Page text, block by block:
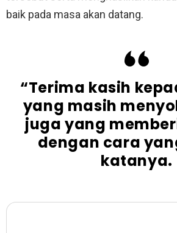
baik pada masa akan datang.
“Terima kasih
yang masih
juga yang
dengan cara
katanya.